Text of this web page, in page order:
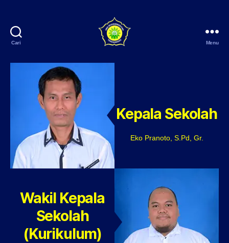
Cari
Muhammadiyah
Menu
Kepala Sekolah
Eko Pranoto, S.Pd, Gr.
Wakil Kepala
Sekolah
(Kurikulum)